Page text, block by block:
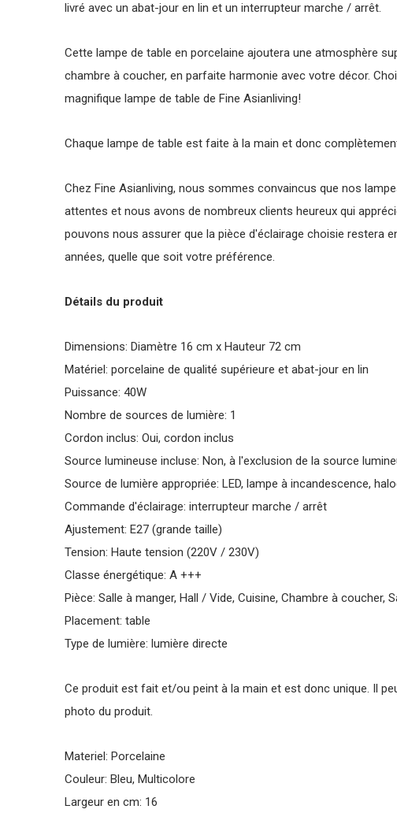
livré avec un abat-jour en lin et un interrupteur marche / arrêt.
Cette lampe de table en porcelaine ajoutera une atmosphère
chambre à coucher, en parfaite harmonie avec votre décor.
magnifique lampe de table de Fine Asianliving!
Chaque lampe de table est faite à la main et donc
Chez Fine Asianliving, nous sommes convaincus que nos
attentes et nous avons de nombreux clients heureux qui
pouvons nous assurer que la pièce d'éclairage choisie restera
années, quelle que soit votre préférence.
Détails du produit
Dimensions: Diamètre 16 cm x Hauteur 72 cm
Matériel: porcelaine de qualité supérieure et abat-jour en lin
Puissance: 40W
Nombre de sources de lumière: 1
Cordon inclus: Oui, cordon inclus
Source lumineuse incluse: Non, à l'exclusion de la source
Source de lumière appropriée: LED, lampe à incandescence,
Commande d'éclairage: interrupteur marche / arrêt
Ajustement: E27 (grande taille)
Tension: Haute tension (220V / 230V)
Classe énergétique: A +++
Pièce: Salle à manger, Hall / Vide, Cuisine, Chambre à coucher,
Placement: table
Type de lumière: lumière directe
Ce produit est fait et/ou peint à la main et est donc unique. Il
photo du produit.
Materiel: Porcelaine
Couleur: Bleu, Multicolore
Largeur en cm: 16